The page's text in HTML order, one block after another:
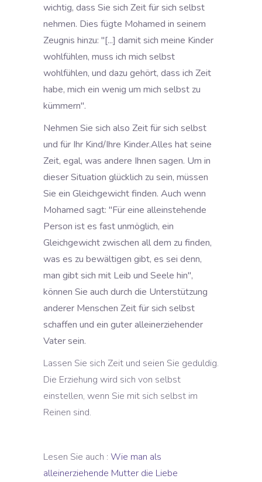
wichtig, dass Sie sich Zeit für sich selbst
nehmen. Dies fügte Mohamed in seinem
Zeugnis hinzu: "[...] damit sich meine Kinder
wohlfühlen, muss ich mich selbst
wohlfühlen, und dazu gehört, dass ich Zeit
habe, mich ein wenig um mich selbst zu
kümmern".
Nehmen Sie sich also Zeit für sich selbst
und für Ihr Kind/Ihre Kinder.Alles hat seine
Zeit, egal, was andere Ihnen sagen. Um in
dieser Situation glücklich zu sein, müssen
Sie ein Gleichgewicht finden. Auch wenn
Mohamed sagt: "Für eine alleinstehende
Person ist es fast unmöglich, ein
Gleichgewicht zwischen all dem zu finden,
was es zu bewältigen gibt, es sei denn,
man gibt sich mit Leib und Seele hin",
können Sie auch durch die Unterstützung
anderer Menschen Zeit für sich selbst
schaffen und ein guter alleinerziehender
Vater sein.
Lassen Sie sich Zeit und seien Sie geduldig.
Die Erziehung wird sich von selbst
einstellen, wenn Sie mit sich selbst im
Reinen sind.
Lesen Sie auch : Wie man als
alleinerziehende Mutter die Liebe